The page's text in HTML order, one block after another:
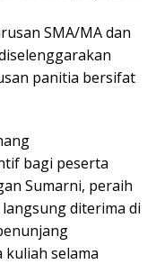
SMA/MA dan
panitia bersifat
bagi peserta
Sumarni, peraih
diterima di
kuliah selama